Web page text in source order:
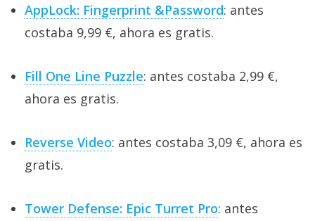
AppLock: Fingerprint &Password: antes
costaba 9,99 €, ahora es gratis.
Fill One Line Puzzle: antes costaba 2,99 €,
ahora es gratis.
Reverse Video: antes costaba 3,09 €, ahora es
gratis.
Tower Defense: Epic Turret Pro: antes